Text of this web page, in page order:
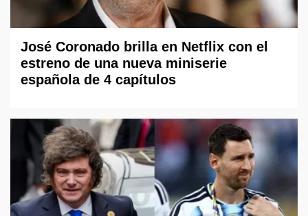
José Coronado brilla en Netflix con el
estreno de una nueva miniserie
española de 4 capítulos